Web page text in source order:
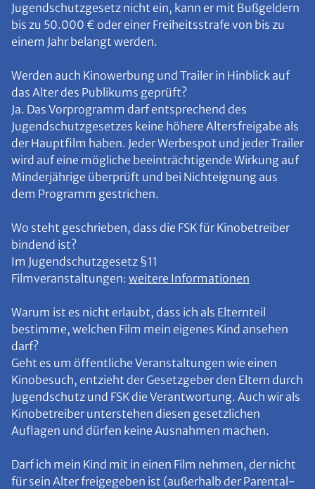
Jugendschutzgesetz nicht ein, kann er mit Bußgeldern
bis zu 50.000 € oder einer Freiheitsstrafe von bis zu
einem Jahr belangt werden.
Werden auch Kinowerbung und Trailer in Hinblick auf
das Alter des Publikums geprüft?
Ja. Das Vorprogramm darf entsprechend des
Jugendschutzgesetzes keine höhere Altersfreigabe als
der Hauptfilm haben. Jeder Werbespot und jeder Trailer
wird auf eine mögliche beeinträchtigende Wirkung auf
Minderjährige überprüft und bei Nichteignung aus
dem Programm gestrichen.
Wo steht geschrieben, dass die FSK für Kinobetreiber
bindend ist?
Im Jugendschutzgesetz §11
Filmveranstaltungen: weitere Informationen
Warum ist es nicht erlaubt, dass ich als Elternteil
bestimme, welchen Film mein eigenes Kind ansehen
darf?
Geht es um öffentliche Veranstaltungen wie einen
Kinobesuch, entzieht der Gesetzgeber den Eltern durch
Jugendschutz und FSK die Verantwortung. Auch wir als
Kinobetreiber unterstehen diesen gesetzlichen
Auflagen und dürfen keine Ausnahmen machen.
Darf ich mein Kind mit in einen Film nehmen, der nicht
für sein Alter freigegeben ist (außerhalb der Parental-